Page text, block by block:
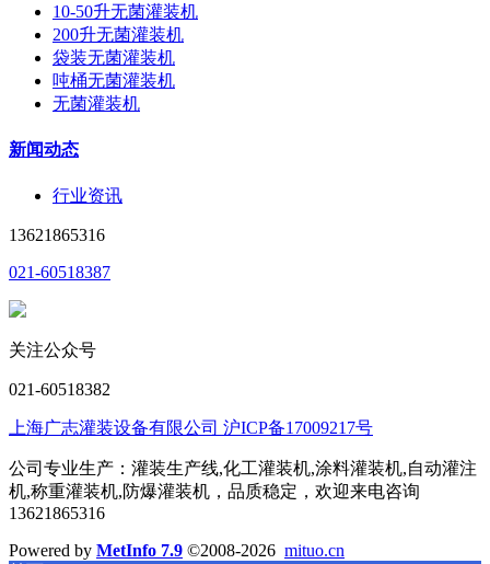
10-50升无菌灌装机
200升无菌灌装机
袋装无菌灌装机
吨桶无菌灌装机
无菌灌装机
新闻动态
行业资讯
13621865316
021-60518387
关注公众号
021-60518382
上海广志灌装设备有限公司 沪ICP备17009217号
公司专业生产：灌装生产线,化工灌装机,涂料灌装机,自动灌注
机,称重灌装机,防爆灌装机，品质稳定，欢迎来电咨询
13621865316
Powered by MetInfo 7.9 ©2008-2026 mituo.cn